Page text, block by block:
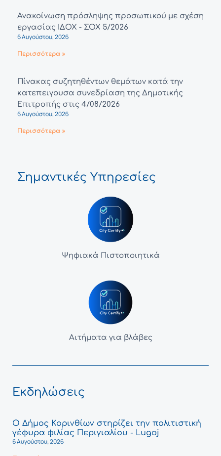
Ανακοίνωση πρόσληψης προσωπικού με σχέση
εργασίας ΙΔΟΧ - ΣΟΧ 5/2026
6 Αυγούστου, 2026
Περισσότερα »
Πίνακας συζητηθέντων θεμάτων κατά την
κατεπειγουσα συνεδρίαση της Δημοτικής
Επιτροπής στις 4/08/2026
6 Αυγούστου, 2026
Περισσότερα »
Σημαντικές Υπηρεσίες
Ψηφιακά Πιστοποιητικά
Αιτήματα για βλάβες
Εκδηλώσεις
Ο Δήμος Κορινθίων στηρίζει την πολιτιστική
γέφυρα φιλίας Περιγιαλίου - Lugoj
6 Αυγούστου, 2026